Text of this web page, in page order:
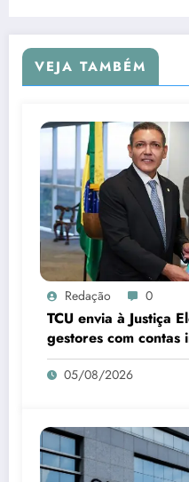
VEJA TAMBÉM
Redação 0
TCU envia à Justiça
gestores com contas
05/08/2026